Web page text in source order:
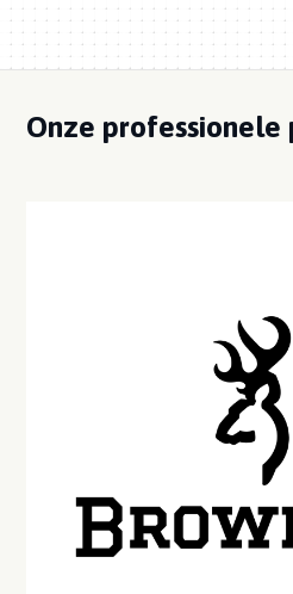
Onze professionele